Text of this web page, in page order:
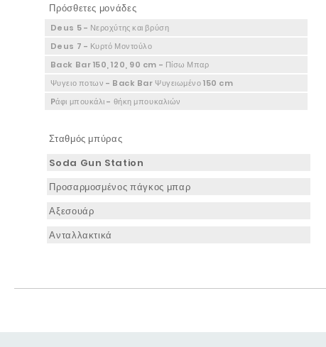
Πρόσθετες μονάδες
Deus 5 - Νεροχύτης και βρύση
Deus 7 - Κυρτό Μοντούλο
Back Bar 150, 120, 90 cm - Πίσω Μπαρ
Ψυγειο ποτων - Back Bar Ψυγειωμένο 150 cm
Pάφι μπουκάλι - θήκη μπουκαλιών
Σταθμός μπύρας
Soda Gun Station
Προσαρμοσμένος πάγκος μπαρ
Αξεσουάρ
Ανταλλακτικά